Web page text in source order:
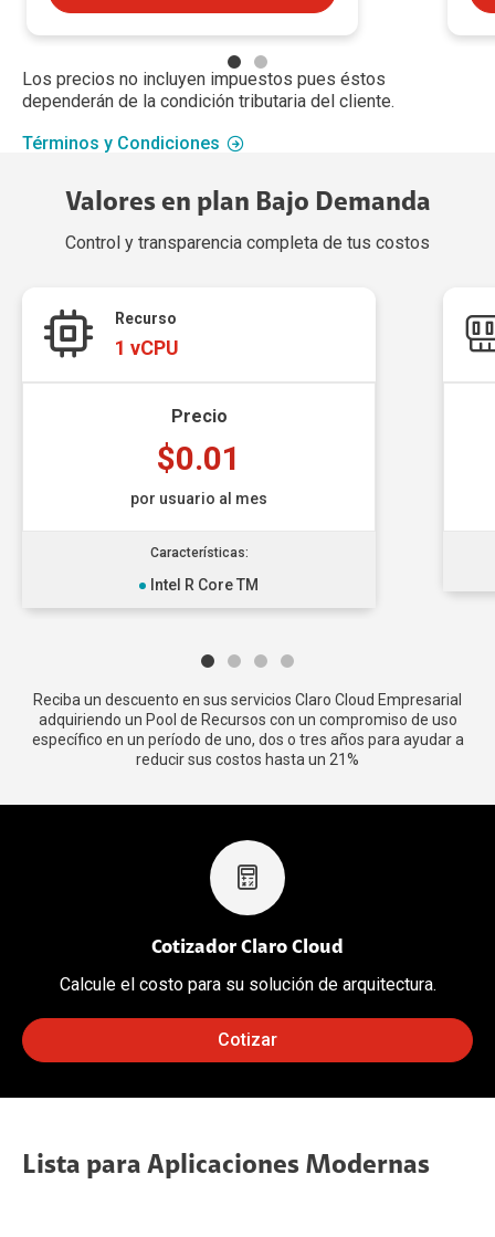
Los precios no incluyen impuestos pues éstos
dependerán de la condición tributaria del cliente.
Términos y Condiciones
Valores en plan Bajo Demanda
Control y transparencia completa de tus costos
Recurso
1 vCPU
Precio
$0.01
por usuario al mes
Características:
Intel R Core TM
Reciba un descuento en sus servicios Claro Cloud Empresarial
adquiriendo un Pool de Recursos con un compromiso de uso
específico en un período de uno, dos o tres años para ayudar a
reducir sus costos hasta un 21%
Cotizador Claro Cloud
Calcule el costo para su solución de arquitectura.
Cotizar
Lista para Aplicaciones Modernas